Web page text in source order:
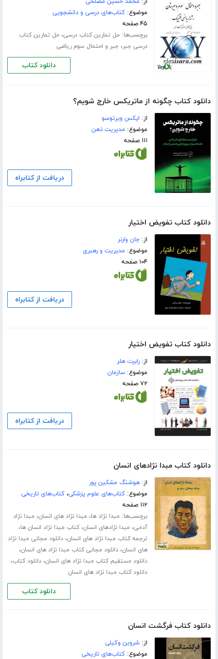
موضوع:کتاب‌های درسی و دانشجویی
۴۵ صفحه
برچسب‌ها:حل تمارین کتاب درسی،حل تمارین کتاب
درسی جبر، جبر و احتمال سوم ریاضی
دانلود کتاب
دانلود کتاب چگونه از ماتریکس خارج شویم؟
از: ایکس ویرتوسو
موضوع: مدیریت ذهن
۱۱۱ صفحه
دریافت از کتابراه
دانلود کتاب تفویض اختیار
از:جان وارنر
موضوع: مدیریت و رهبری
۱۰۴ صفحه
دریافت از کتابراه
دانلود کتاب تفویض اختیار
از:رابرت هلر
موضوع:سازمان
۷۲ صفحه
دریافت از کتابراه
دانلود کتاب مبدا نژادهای انسان
از:هوشنگ مشکین پور
موضوع:کتاب‌های علوم پزشکی،کتاب‌های تاریخی
۱۱۲ صفحه
برچسب‌ها: مبدا نژاد ها، مبدا نژاد های انسان، مبدا نژاد
آدمی، مبدا نژادهای انسان،کتاب مبدا نژاد انسان ها،
ترجمه کتاب مبدا نژاد های انسان،دانلود مجانی مبدا نژاد
های انسان،دانلود مجانی کتاب مبدا نژاد های انسان،
دانلود مستقیم کتاب مبدا نژاد های انسان،دانلود کتاب،
دانلود کتاب مبدا نژاد های انسان
دانلود کتاب
دانلود کتاب فرگشت انسان
از:شروین وکیلی
موضوع:کتاب‌های تاریخی